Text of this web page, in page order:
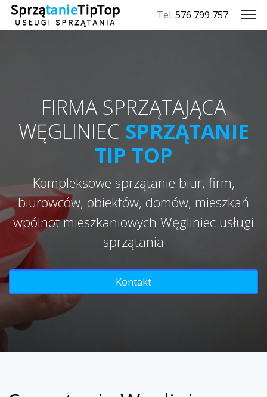
Tel: 576 799 757
FIRMA SPRZĄTAJĄCA
WĘGLINIEC SPRZĄTANIE
TIP TOP
Kompleksowe sprzątanie biur, firm,
biurowców, obiektów, domów, mieszkań
wpólnot mieszkaniowych Węgliniec usługi
sprzątania
Kontakt